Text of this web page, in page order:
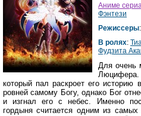
Аниме
Фэнтези
Режиссеры:
В ролях:
Фудзита
Для очень
который пал раскроет его историю
ровней самому Богу, однако Бог
и изгнал его с небес. Именно
гордыня считается одним из